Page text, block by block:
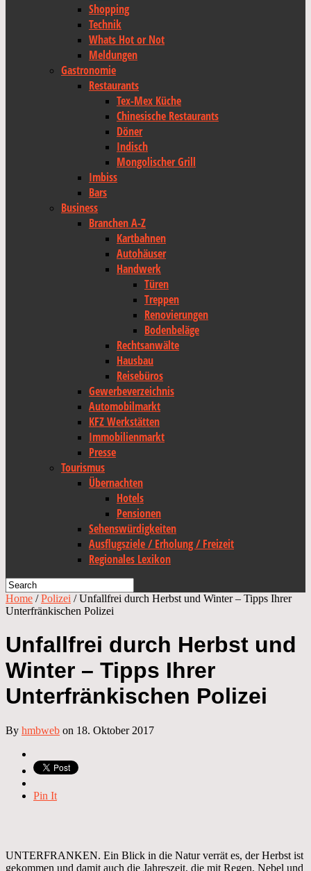
Shopping
Technik
Whats Hot or Not
Meldungen
Gastronomie
Restaurants
Tex-Mex Küche
Chinesische Restaurants
Döner
Indisch
Mongolischer Grill
Imbiss
Bars
Business
Branchen A-Z
Kartbahnen
Autohäuser
Handwerk
Türen
Treppen
Renovierungen
Bodenbeläge
Rechtsanwälte
Hausbau
Reisebüros
Gewerbeverzeichnis
Automobilmarkt
KFZ Werkstätten
Immobilienmarkt
Presse
Tourismus
Übernachten
Hotels
Pensionen
Sehenswürdigkeiten
Ausflugsziele / Erholung / Freizeit
Regionales Lexikon
Home /Polizei /Unfallfrei durch Herbst und Winter – Tipps Ihrer
Unterfränkischen Polizei
Unfallfrei durch Herbst und
Winter – Tipps Ihrer
Unterfränkischen Polizei
By hmbweb on 18. Oktober 2017
Pin It
UNTERFRANKEN. Ein Blick in die Natur verrät es, der Herbst ist
gekommen und damit auch die Jahreszeit, die mit Regen, Nebel und